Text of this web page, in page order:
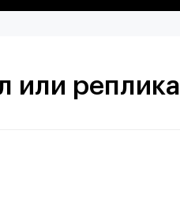
или реплика